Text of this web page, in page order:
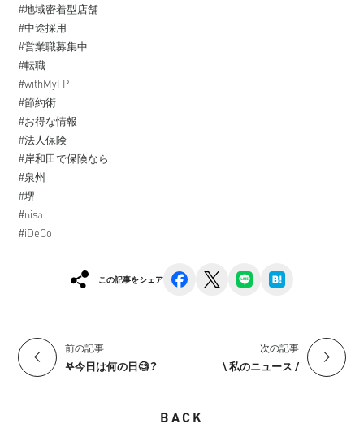
#地域密着型店舗
#中途採用
#営業職募集中
#転職
#withMyFP
#節約術
#お得な情報
#法人保険
#岸和田で保険なら
#泉州
#堺
#nisa
#iDeCo
この記事をシェア facebook line
前の記事
𖤐今日は何の日🧐？
次の記事
\ 私のニュース /
BACK